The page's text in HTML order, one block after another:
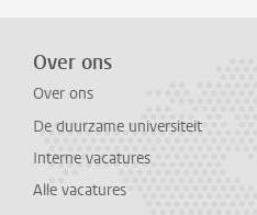
Over ons
Over ons
De duurzame universiteit
Interne vacatures
Alle vacatures